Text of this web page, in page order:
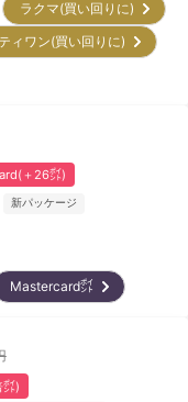
ラクマ(買い回りに)
ィワン(買い回りに)
＋26㌽)
新パッケージ
Mastercard㌽
㌽)